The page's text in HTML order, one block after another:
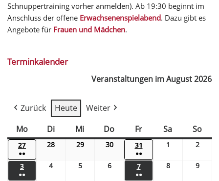
Schnuppertraining vorher anmelden). Ab 19:30 beginnt im
Anschluss der offene Erwachsenenspielabend. Dazu gibt es
Angebote für Frauen und Mädchen.
Terminkalender
Veranstaltungen im August 2026
Zurück Heute
Weiter
Mo
Di Mi Do Fr Sa So
27
●●
28 29 30 31
●●
1 2
3
●●
4 5 6 7
●●
8 9